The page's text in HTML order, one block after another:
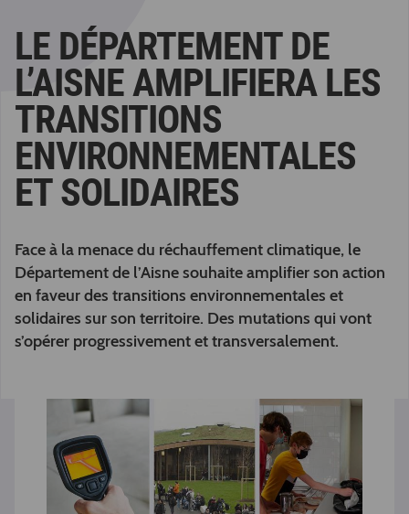
LE DÉPARTEMENT DE
L’AISNE AMPLIFIERA LES
TRANSITIONS
ENVIRONNEMENTALES
ET SOLIDAIRES
Face à la menace du réchauffement climatique, le
Département de l’Aisne souhaite amplifier son action
en faveur des transitions environnementales et
solidaires sur son territoire. Des mutations qui vont
s’opérer progressivement et transversalement.